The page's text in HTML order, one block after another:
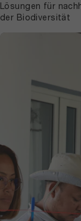
Lösungen für
der Biodiversität